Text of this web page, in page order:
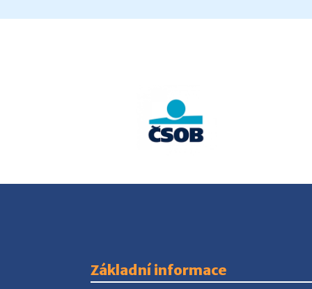
Základní informace